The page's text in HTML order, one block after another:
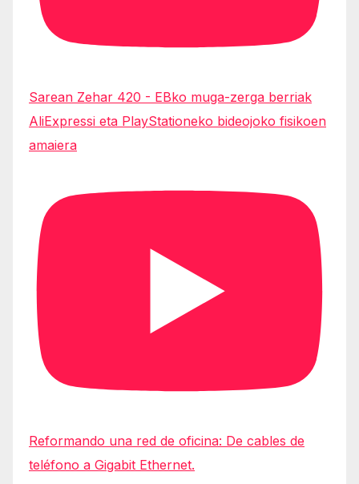
Sarean Zehar 420 - EBko muga-zerga berriak
AliExpressi eta PlayStationeko bideojoko fisikoen
amaiera
Reformando una red de oficina: De cables de
teléfono a Gigabit Ethernet.